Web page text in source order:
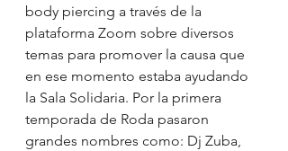
body piercing a través de la
plataforma Zoom sobre diversos
temas para promover la causa que
en ese momento estaba ayudando
la Sala Solidaria. Por la primera
temporada de Roda pasaron
grandes nombres como: Dj Zuba,